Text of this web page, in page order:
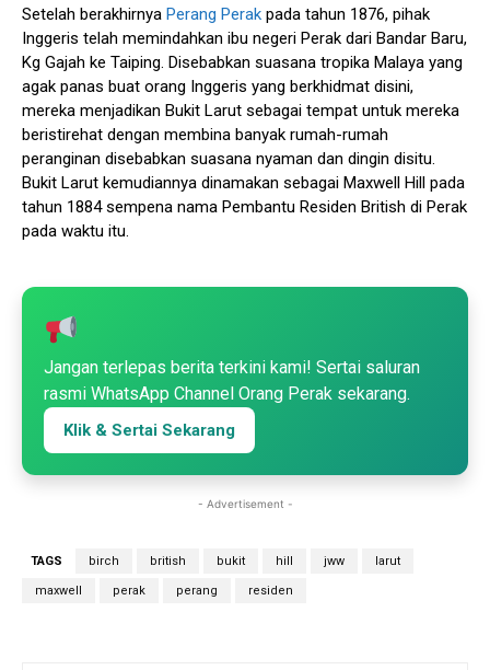
Setelah berakhirnya Perang Perak pada tahun 1876, pihak
Inggeris telah memindahkan ibu negeri Perak dari Bandar Baru,
Kg Gajah ke Taiping. Disebabkan suasana tropika Malaya yang
agak panas buat orang Inggeris yang berkhidmat disini,
mereka menjadikan Bukit Larut sebagai tempat untuk mereka
beristirehat dengan membina banyak rumah-rumah
peranginan disebabkan suasana nyaman dan dingin disitu.
Bukit Larut kemudiannya dinamakan sebagai Maxwell Hill pada
tahun 1884 sempena nama Pembantu Residen British di Perak
pada waktu itu.
Jangan terlepas berita terkini kami! Sertai saluran
rasmi WhatsApp Channel Orang Perak sekarang.
Klik & Sertai Sekarang
- Advertisement -
TAGS birch british bukit hill jww larut
maxwell perak perang residen